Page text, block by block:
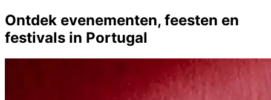
Ontdek evenementen, feesten en
festivals in Portugal